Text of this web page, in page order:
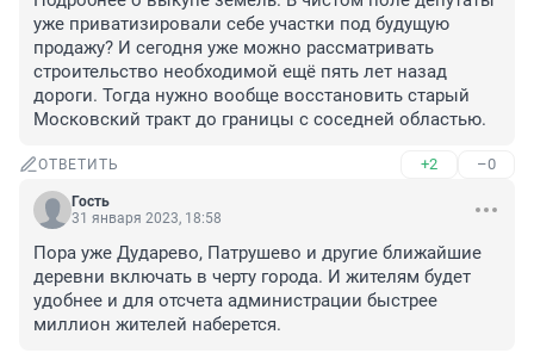
уже приватизировали себе участки под будущую
продажу? И сегодня уже можно рассматривать
строительство необходимой ещё пять лет назад
дороги. Тогда нужно вообще восстановить старый
Московский тракт до границы с соседней областью.
ОТВЕТИТЬ +2 –0
Гость
31 января 2023, 18:58
Пора уже Дударево, Патрушево и другие ближайшие
деревни включать в черту города. И жителям будет
удобнее и для отсчета администрации быстрее
миллион жителей наберется.